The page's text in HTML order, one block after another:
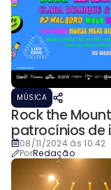
MÚSICA
Rock the
patrocínios de
08/11/2024 às 10:42
PorRedação